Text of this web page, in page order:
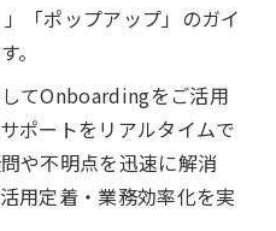
「ポップアップ」のガイ
。
てOnboardingをご活用
ポートをリアルタイムで
や不明点を迅速に解消
用定着・業務効率化を実